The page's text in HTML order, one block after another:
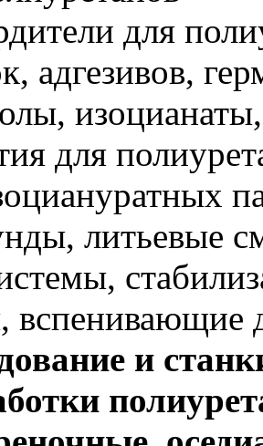
для
адгезивов,
для
литьевые
вспенивающие
и